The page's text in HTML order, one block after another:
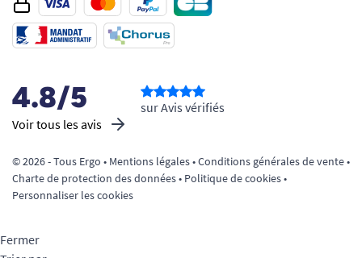
4.8/5
Voir tous les avis
sur Avis vérifiés
© 2026 - Tous Ergo • Mentions légales•Conditions générales de vente•
Charte de protection des données• Politique de cookies•
Personnaliser les cookies
Fermer